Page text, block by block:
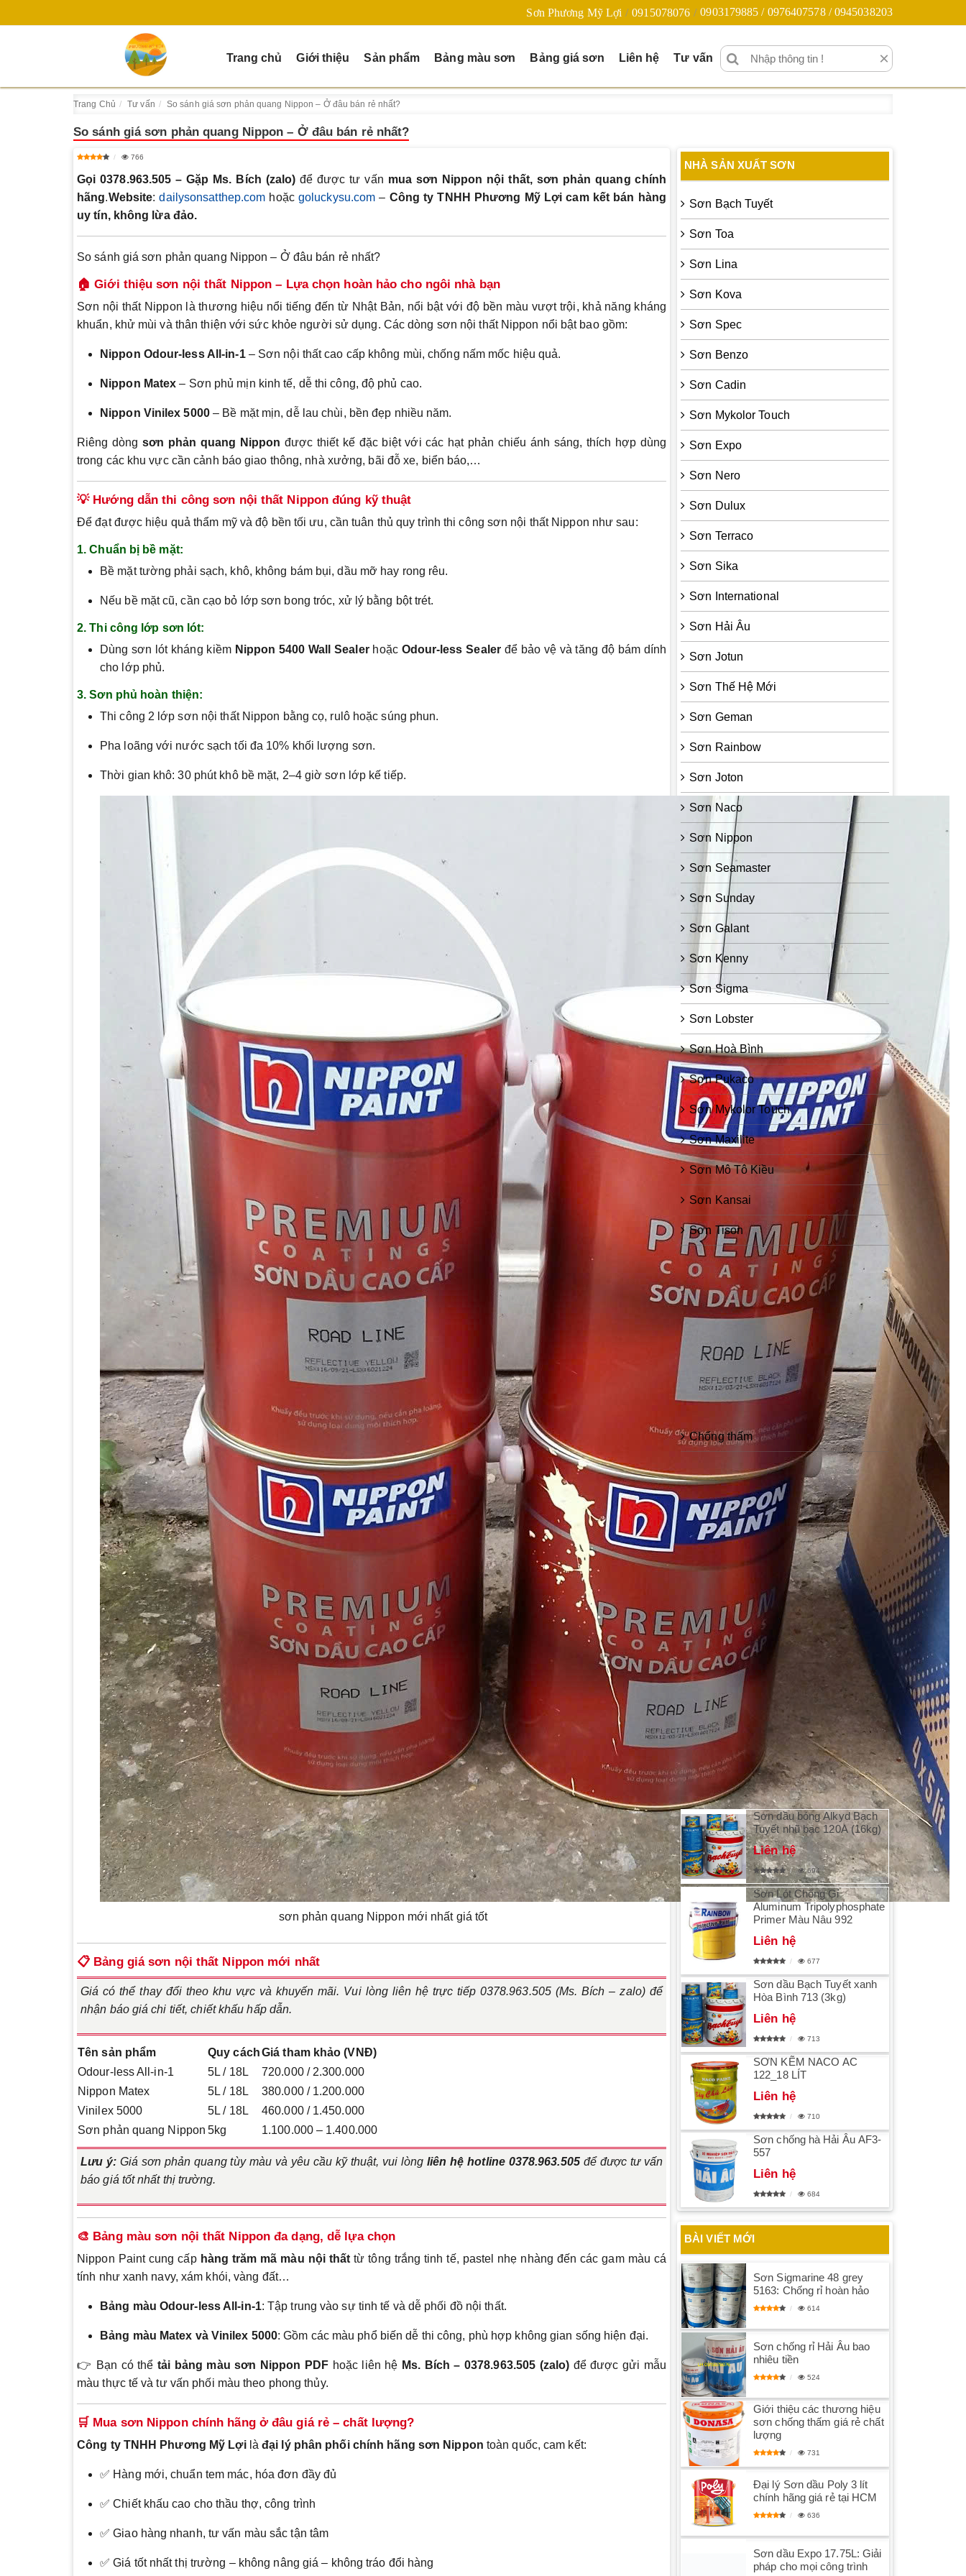
Sơn Phương Mỹ Lợi 0915078076 0903179885 / 0976407578 / 0945038203
Trang chủ Giới thiệu Sản phẩm Bảng màu sơn Bảng giá sơn Liên hệ Tư vấn ×
Trang Chủ Tư vấn So sánh giá sơn phản quang Nippon – Ở đâu bán rẻ nhất?
So sánh giá sơn phản quang Nippon – Ở đâu bán rẻ nhất?
766
Gọi 0378.963.505 – Gặp Ms. Bích (zalo) để được tư vấn mua sơn Nippon nội thất, sơn phản quang chính
hãng.Website:dailysonsatthep.com hoặc goluckysu.com – Công ty TNHH Phương Mỹ Lợi cam kết bán hàng
uy tín, không lừa đảo.
So sánh giá sơn phản quang Nippon – Ở đâu bán rẻ nhất?
🏠 Giới thiệu sơn nội thất Nippon – Lựa chọn hoàn hảo cho ngôi nhà bạn
Sơn nội thất Nippon là thương hiệu nổi tiếng đến từ Nhật Bản, nổi bật với độ bền màu vượt trội, khả năng kháng
khuẩn, khử mùi và thân thiện với sức khỏe người sử dụng. Các dòng sơn nội thất Nippon nổi bật bao gồm:
Nippon Odour-less All-in-1– Sơn nội thất cao cấp không mùi, chống nấm mốc hiệu quả.
Nippon Matex – Sơn phủ mịn kinh tế, dễ thi công, độ phủ cao.
Nippon Vinilex 5000– Bề mặt mịn, dễ lau chùi, bền đẹp nhiều năm.
Riêng dòng sơn phản quang Nippon được thiết kế đặc biệt với các hạt phản chiếu ánh sáng, thích hợp dùng
trong các khu vực cần cảnh báo giao thông, nhà xưởng, bãi đỗ xe, biển báo,…
💡 Hướng dẫn thi công sơn nội thất Nippon đúng kỹ thuật
Để đạt được hiệu quả thẩm mỹ và độ bền tối ưu, cần tuân thủ quy trình thi công sơn nội thất Nippon như sau:
1. Chuẩn bị bề mặt:
Bề mặt tường phải sạch, khô, không bám bụi, dầu mỡ hay rong rêu.
Nếu bề mặt cũ, cần cạo bỏ lớp sơn bong tróc, xử lý bằng bột trét.
2. Thi công lớp sơn lót:
Dùng sơn lót kháng kiềm Nippon 5400 Wall Sealerhoặc Odour-less Sealerđể bảo vệ và tăng độ bám dính
cho lớp phủ.
3. Sơn phủ hoàn thiện:
Thi công 2 lớp sơn nội thất Nippon bằng cọ, rulô hoặc súng phun.
Pha loãng với nước sạch tối đa 10% khối lượng sơn.
Thời gian khô: 30 phút khô bề mặt, 2–4 giờ sơn lớp kế tiếp.
sơn phản quang Nippon mới nhất giá tốt
📋 Bảng giá sơn nội thất Nippon mới nhất
Giá có thể thay đổi theo khu vực và khuyến mãi. Vui lòng liên hệ trực tiếp 0378.963.505 (Ms. Bích – zalo) để
nhận báo giá chi tiết, chiết khấu hấp dẫn.
Tên sản phẩm Quy cáchGiá tham khảo (VNĐ)
Odour-less All-in-1
5L / 18L
720.000 / 2.300.000
Nippon Matex
5L / 18L
380.000 / 1.200.000
Vinilex 5000
5L / 18L
460.000 / 1.450.000
Sơn phản quang Nippon 5kg 1.100.000 – 1.400.000
Lưu ý: Giá sơn phản quang tùy màu và yêu cầu kỹ thuật, vui lòngliên hệ hotline 0378.963.505để được tư vấn
báo giá tốt nhất thị trường.
🎨 Bảng màu sơn nội thất Nippon đa dạng, dễ lựa chọn
Nippon Paint cung cấp hàng trăm mã màu nội thất từ tông trắng tinh tế, pastel nhẹ nhàng đến các gam màu cá
tính như xanh navy, xám khói, vàng đất…
Bảng màu Odour-less All-in-1: Tập trung vào sự tinh tế và dễ phối đồ nội thất.
Bảng màu Matex và Vinilex 5000: Gồm các màu phổ biến dễ thi công, phù hợp không gian sống hiện đại.
👉 Bạn có thể tải bảng màu sơn Nippon PDF hoặc liên hệ Ms. Bích – 0378.963.505 (zalo) để được gửi mẫu
màu thực tế và tư vấn phối màu theo phong thủy.
🛒 Mua sơn Nippon chính hãng ở đâu giá rẻ – chất lượng?
Công ty TNHH Phương Mỹ Lợilàđại lý phân phối chính hãng sơn Nippon toàn quốc, cam kết:
✅ Hàng mới, chuẩn tem mác, hóa đơn đầy đủ
✅ Chiết khấu cao cho thầu thợ, công trình
✅ Giao hàng nhanh, tư vấn màu sắc tận tâm
✅ Giá tốt nhất thị trường – không nâng giá – không tráo đổi hàng
NHÀ SẢN XUẤT SƠN
Sơn Bạch Tuyết
Sơn Toa
Sơn Lina
Sơn Kova
Sơn Spec
Sơn Benzo
Sơn Cadin
Sơn Mykolor Touch
Sơn Expo
Sơn Nero
Sơn Dulux
Sơn Terraco
Sơn Sika
Sơn International
Sơn Hải Âu
Sơn Jotun
Sơn Thế Hệ Mới
Sơn Geman
Sơn Rainbow
Sơn Joton
Sơn Naco
Sơn Nippon
Sơn Seamaster
Sơn Sunday
Sơn Galant
Sơn Kenny
Sơn Sigma
Sơn Lobster
Sơn Hoà Bình
Sơn Pukaco
Sơn Mykolor Touch
Sơn Maxilite
Sơn Mô Tô Kiều
Sơn Kansai
Sơn Tison
Sơn Zinc Guard
Sơn epoxy Á Đông
Sơn chống rỉ Sumo
Bột trét tường
Chống thấm
Sơn epoxy cho sắt thép
Sơn dầu
Sơn kẻ vạch
Sơn chống nóng
Sơn nước nội thất
Sơn nước ngoại thất
Sơn tàu biển
Phụ kiện sơn
SẢN PHẨM MỚI
Sơn dầu bóng Alkyd Bạch
Tuyết nhũ bạc 120A (16kg)
Liên hệ
694
Sơn Lót Chống Gỉ
Aluminum Tripolyphosphate
Primer Màu Nâu 992
Liên hệ
677
Sơn dầu Bạch Tuyết xanh
Hòa Bình 713 (3kg)
Liên hệ
713
SƠN KẼM NACO AC
122_18 LÍT
Liên hệ
710
Sơn chống hà Hải Âu AF3-
557
Liên hệ
684
BÀI VIẾT MỚI
Sơn Sigmarine 48 grey
5163: Chống rỉ hoàn hảo
614
Sơn chống rỉ Hải Âu bao
nhiêu tiền
524
Giới thiệu các thương hiệu
sơn chống thấm giá rẻ chất
lượng
731
Đại lý Sơn dầu Poly 3 lít
chính hãng giá rẻ tại HCM
636
Sơn dầu Expo 17.75L: Giải
pháp cho mọi công trình